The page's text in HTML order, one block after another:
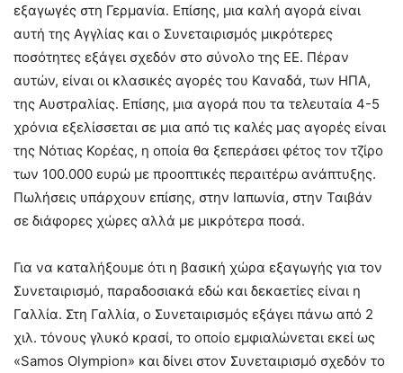
εξαγωγές στη Γερμανία. Επίσης, μια καλή αγορά είναι
αυτή της Αγγλίας και ο Συνεταιρισμός μικρότερες
ποσότητες εξάγει σχεδόν στο σύνολο της ΕΕ. Πέραν
αυτών, είναι οι κλασικές αγορές του Καναδά, των ΗΠΑ,
της Αυστραλίας. Επίσης, μια αγορά που τα τελευταία 4-5
χρόνια εξελίσσεται σε μια από τις καλές μας αγορές είναι
της Νότιας Κορέας, η οποία θα ξεπεράσει φέτος τον τζίρο
των 100.000 ευρώ με προοπτικές περαιτέρω ανάπτυξης.
Πωλήσεις υπάρχουν επίσης, στην Ιαπωνία, στην Ταιβάν
σε διάφορες χώρες αλλά με μικρότερα ποσά.
Για να καταλήξουμε ότι η βασική χώρα εξαγωγής για τον
Συνεταιρισμό, παραδοσιακά εδώ και δεκαετίες είναι η
Γαλλία. Στη Γαλλία, ο Συνεταιρισμός εξάγει πάνω από 2
χιλ. τόνους γλυκό κρασί, το οποίο εμφιαλώνεται εκεί ως
«Samos Olympion» και δίνει στον Συνεταιρισμό σχεδόν το